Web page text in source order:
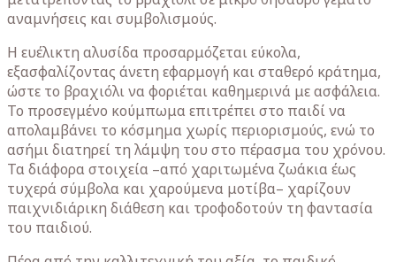
αναμνήσεις και συμβολισμούς.
Η ευέλικτη αλυσίδα προσαρμόζεται εύκολα,
εξασφαλίζοντας άνετη εφαρμογή και σταθερό κράτημα,
ώστε το βραχιόλι να φοριέται καθημερινά με ασφάλεια.
Το προσεγμένο κούμπωμα επιτρέπει στο παιδί να
απολαμβάνει το κόσμημα χωρίς περιορισμούς, ενώ το
ασήμι διατηρεί τη λάμψη του στο πέρασμα του χρόνου.
Τα διάφορα στοιχεία –από χαριτωμένα ζωάκια έως
τυχερά σύμβολα και χαρούμενα μοτίβα– χαρίζουν
παιχνιδιάρικη διάθεση και τροφοδοτούν τη φαντασία
του παιδιού.